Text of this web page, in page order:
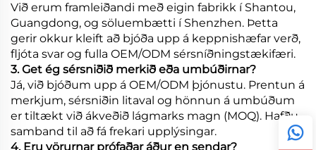
Við erum framleiðandi með eigin fabrikk í Shantou,
Guangdong, og söluembætti í Shenzhen. Þetta
gerir okkur kleift að bjóða upp á keppnishæfar verð,
fljóta svar og fulla OEM/ODM sérsníðningstækifæri.
3. Get ég sérsniðið merkið eða umbúðirnar?
Já, við bjóðum upp á OEM/ODM þjónustu. Prentun á
merkjum, sérsniðin litaval og hönnun á umbúðum
er tiltækt við ákveðið lágmarks magn (MOQ). Hafðu
samband til að fá frekari upplýsingar.
4. Eru vörurnar prófaðar áður en sendar?